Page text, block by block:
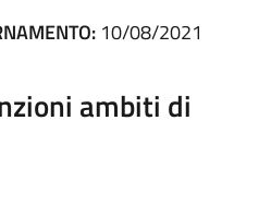
10/08/2021
ambiti di